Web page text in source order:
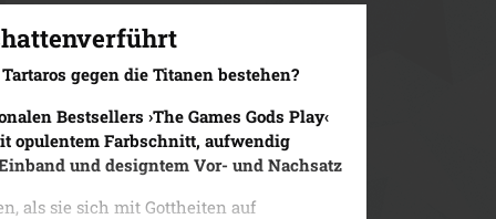
gemacht. Ein absolutes Muss für jeden
Gods Play
gegen die Titanen bestehen?
Bestsellers ›The Games Gods Play‹
opulentem Farbschnitt, aufwendig
und designtem Vor- und Nachsatz
als sie sich mit Gottheiten auf